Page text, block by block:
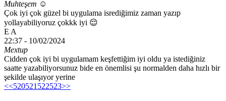
Muhteşem ☺️
Çok iyi çok güzel bi uygulama isrediğimiz zaman yazıp
yollayabiliyoruz çokkk iyi 😌
E A
22:37 - 10/02/2024
Mextup
Cidden çok iyi bi uygulamam keşfettiğim iyi oldu ya istediğiniz
saatte yazabiliyorsunuz bide en önemlisi şu normalden daha hızlı bir
şekilde ulaşıyor yerine
<<520521 522523>>